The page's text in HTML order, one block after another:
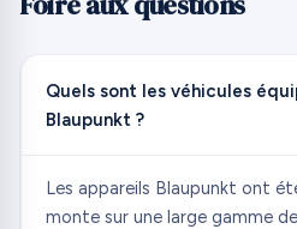
Quels sont les véhicules
Blaupunkt ?
Les appareils Blaupunkt ont
monte sur une large gamme